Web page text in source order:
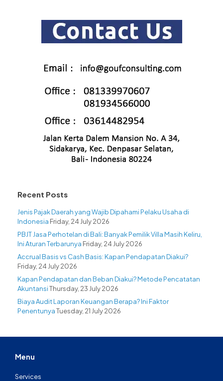
Recent Posts
Jenis Pajak Daerah yang Wajib Dipahami Pelaku Usaha di
Indonesia Friday, 24 July 2026
PBJT Jasa Perhotelan di Bali: Banyak Pemilik Villa Masih Keliru,
Ini Aturan Terbarunya Friday, 24 July 2026
Accrual Basis vs Cash Basis: Kapan Pendapatan Diakui?
Friday, 24 July 2026
Kapan Pendapatan dan Beban Diakui? Metode Pencatatan
AkuntansiThursday, 23 July 2026
Biaya Audit Laporan Keuangan Berapa? Ini Faktor
PenentunyaTuesday, 21 July 2026
Menu
Services